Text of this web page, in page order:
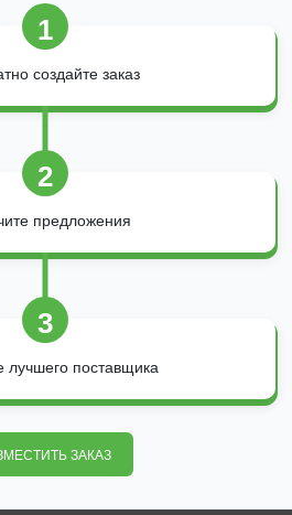
1
создайте заказ
2
предложения
3
лучшего поставщика
ЗАКАЗ